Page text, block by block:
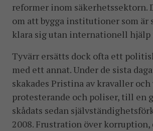
reformer inom säkerhetssektorn.
om att bygga institutioner som är
klara sig utan internationell
Tyvärr ersätts dock ofta ett
med ett annat. Under de sista
skakades Pristina av kravaller
protesterande och poliser, till en
skådats sedan
2008. Frustration över